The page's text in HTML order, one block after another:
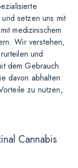
setzen uns mit
medizinischem
Wir verstehen,
und
dem Gebrauch
davon abhalten
zu nutzen,
Cannabis